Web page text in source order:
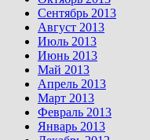
Сентябрь 2013
Август 2013
Июль 2013
Июнь 2013
Май 2013
Апрель 2013
Март 2013
Февраль 2013
Январь 2013